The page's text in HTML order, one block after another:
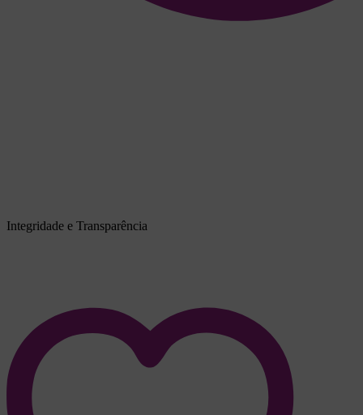
Integridade e Transparência